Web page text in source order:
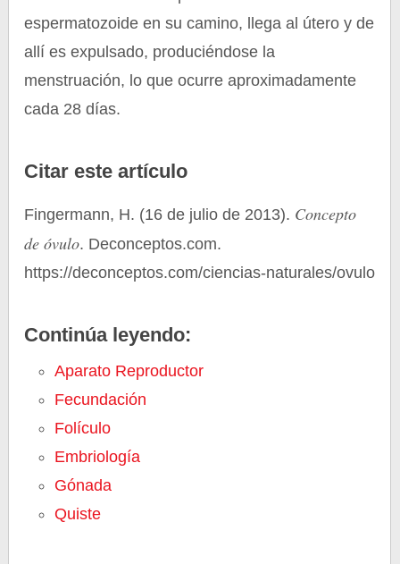
espermatozoide en su camino, llega al útero y de
allí es expulsado, produciéndose la
menstruación, lo que ocurre aproximadamente
cada 28 días.
Citar este artículo
Fingermann, H. (16 de julio de 2013). Concepto
de óvulo. Deconceptos.com.
https://deconceptos.com/ciencias-naturales/ovulo
Continúa leyendo:
Aparato Reproductor
Fecundación
Folículo
Embriología
Gónada
Quiste